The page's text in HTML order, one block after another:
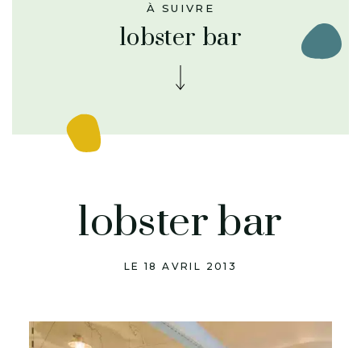
À SUIVRE
lobster bar
lobster bar
LE 18 AVRIL 2013